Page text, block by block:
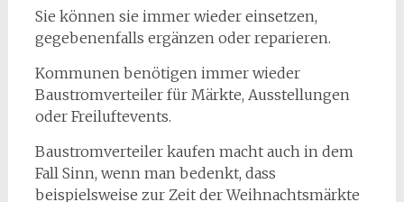
Sie können sie immer wieder einsetzen,
gegebenenfalls ergänzen oder reparieren.
Kommunen benötigen immer wieder
Baustromverteiler für Märkte, Ausstellungen
oder Freiluftevents.
Baustromverteiler kaufen macht auch in dem
Fall Sinn, wenn man bedenkt, dass
beispielsweise zur Zeit der Weihnachtsmärkte